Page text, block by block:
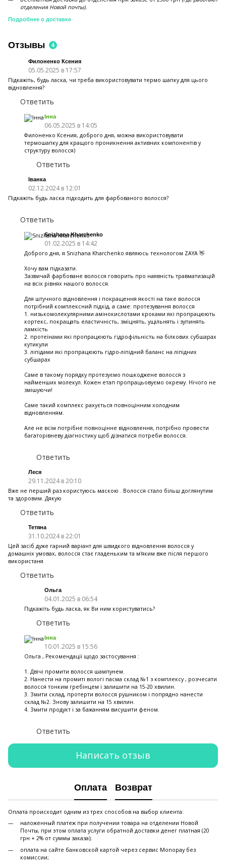
отделения Новой почты).
Подробнее о доставке
Отзывы 4
Филоненко Ксения
05.05.2025 в 17:57
Підкажіть, будь ласка, чи треба використовувати термо шапку для цього
відновлення?
Ответить
Інна
06.05.2025 в 14:05
Филоненко Ксения, доброго дня, можна використовувати
термошапку для кращого проникнення активних компонентів у
структуру волосся)
Ответить
Іванка
02.12.2024 в 12:01
Підкажіть будь ласка підходить для фарбованого волосся?
Ответить
Snizhana Kharchenko
01.02.2025 в 14:42
Доброго дня, я Snizhana Kharchenko являюсь технологом ZAYA 👋
Хочу вам підказати.
Зазвичай фарбоване волосся говорить про наявність травматизацій
на всіх рівнях нашого волосся.
Для штучного відновлення і покращення якості на таке волосся
потрібний комплексний підхід, а саме: протезування волосся
1. низькомолекулярними амінокислотами кроками які пропрацюють
кортекс, покращать еластичність, зміцнять, ущільнять і зупинять
ламкість
2. протеїнами які пропрацюють гідрофільність на білкових субшарах
кутикули
3. ліпідами які пропрацюють гідро-ліпідний баланс на ліпідних
субшарах
Саме в такому порядку протезуємо пошкоджене волосся з
найменших молекул. Кожен етап пропрацьовуємо окрему. Нічого не
змішуючи!
Саме такий комплекс рахується повноцінним холодним
відновленням.
Але не всім потрібне повноцінне відновлення, потрібно провести
багаторівневу діагностику щоб дізнатися потреби волосся.
Ответить
Леся
29.11.2024 в 20:10
Вже не перший раз користуюсь маскою . Волосся стало більш доглянутим
та здоровим. Дякую
Ответить
Тетяна
31.10.2024 в 22:01
Цей засіб дуже гарний варіант для швидкого відновлення волосся у
домашніх умовах, волосся стає гладеньким та м'яким вже після першого
використаня
Ответить
Ольга
04.01.2025 в 06:54
Підкажіть будь ласка, як Ви ним користуватись?
Ответить
Інна
10.01.2025 в 15:56
Ольга , Рекомендації щодо застосування :
1. Двічі промити волосся шампунем.
2. Нанести на промиті вологі пасма склад №1 з комплексу , розчесати
волосся тонким гребінцем і залишити на 15-20 хвилин.
3. Змити склад, протерти волосся рушником і попрядно нанести
склад №2. Знову залишити на 15 хвилин.
4. Змити продукт і за бажанням висушити феном.
Ответить
Написать отзыв
Оплата Возврат
Оплата происходит одним из трех способов на выбор клиента:
наложенный платеж при получении товара на отделении Новой
Почты, при этом оплата услуги обратной доставки денег платная (20
грн + 2% от суммы заказа);
оплата на сайте банковской картой через сервис Monopay без
комиссии;